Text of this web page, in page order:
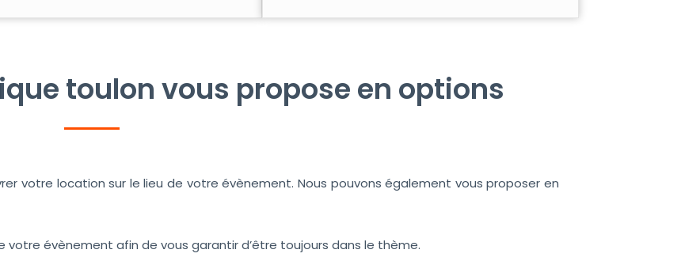
toulon vous propose en options
votre location sur le lieu de votre évènement. Nous pouvons également vous proposer en
évènement afin de vous garantir d’être toujours dans le thème.